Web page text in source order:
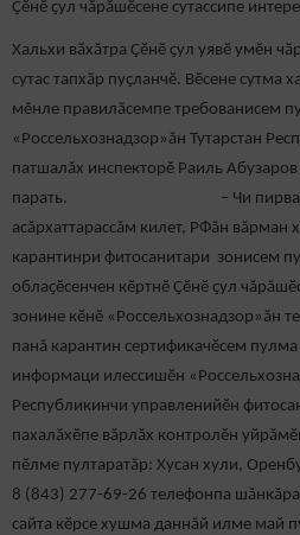
Ҫӗнӗ ҫул чӑрӑшӗсене сутассипе
Хальхи вӑхӑтра Çӗнӗ ҫул уявӗ умӗн
сутас тапхӑр пуҫланчӗ. Вӗсене сутма
мӗнле правилӑсемпе требованисем
«Россельхознадзор»ăн Тутарстан
патшалăх инспекторӗ Раиль Абузаров
парать. – Чи пирвайхи
асăрхаттарассăм килет, РФăн вăрман
карантинри фитосанитари зонисем
облаҫӗсенчен кӗртнӗ Çӗнӗ ҫул
зонине кӗнӗ «Россельхознадзор»ăн
панă карантин сертификачӗсем
информаци илессишӗн
Республикинчи управленийӗн
пахалӑхӗпе вӑрлӑх контролӗн
пӗлме пултаратăр: Хусан хули,
8 (843) 277-69-26 телефонпа
сайта кӗрсе хушма даннăй илме май